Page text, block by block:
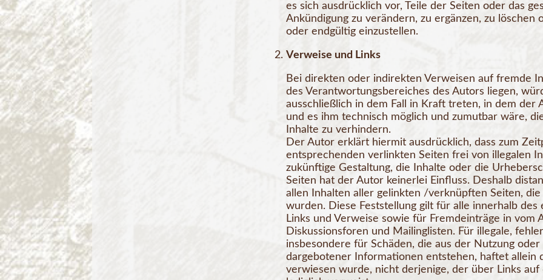
es sich ausdrücklich vor, Teile der Seiten oder das
Ankündigung zu verändern, zu ergänzen, zu
oder endgültig einzustellen.
Verweise und Links
Bei direkten oder indirekten Verweisen auf fremde
des Verantwortungsbereiches des Autors liegen,
ausschließlich in dem Fall in Kraft treten, in dem der
und es ihm technisch möglich und zumutbar wäre,
Inhalte zu verhindern.
Der Autor erklärt hiermit ausdrücklich, dass zum
entsprechenden verlinkten Seiten frei von illegalen
zukünftige Gestaltung, die Inhalte oder die
Seiten hat der Autor keinerlei Einfluss. Deshalb
allen Inhalten aller gelinkten /verknüpften Seiten,
wurden. Diese Feststellung gilt für alle innerhalb
Links und Verweise sowie für Fremdeinträge in vom
Diskussionsforen und Mailinglisten. Für illegale,
insbesondere für Schäden, die aus der Nutzung
dargebotener Informationen entstehen, haftet allein
verwiesen wurde, nicht derjenige, der über Links